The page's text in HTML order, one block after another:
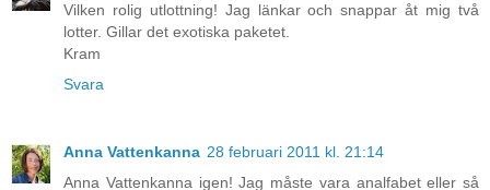
Vilken rolig utlottning! Jag länkar och snappar åt mig två
lotter. Gillar det exotiska paketet.
Kram
Svara
Anna Vattenkanna 28 februari 2011 kl. 21:14
Anna Vattenkanna igen! Jag måste vara analfabet eller så